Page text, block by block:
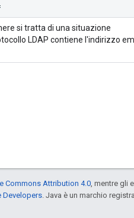
si tratta di una situazione
LDAP contiene l'indirizzo
Commons Attribution 4.0, mentre gli
Developers. Java è un marchio